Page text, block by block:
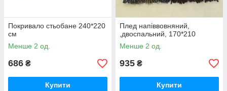
Покривало стьобане 240*220
см
Менше 2 од.
686 ₴
Купити
Плед напіввовняний,
,двоспальний, 170*210
Менше 2 од.
935 ₴
Купити